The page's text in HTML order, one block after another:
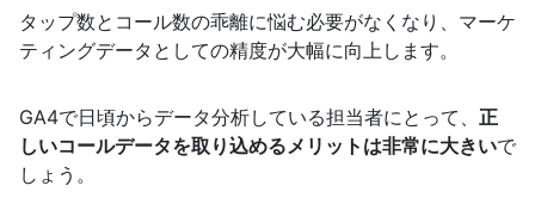
タップ数とコール数の乖離に悩む必要がなくなり、マーケ
ティングデータとしての精度が大幅に向上します。
GA4で日頃からデータ分析している担当者にとって、 正
しいコールデータを取り込めるメリットは非常に大きいで
しょう。